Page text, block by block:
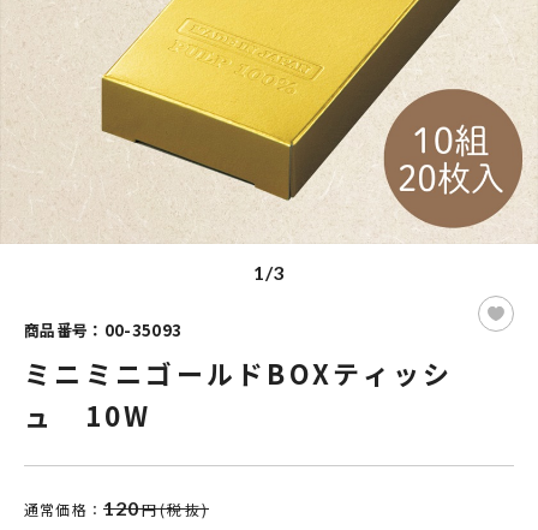
1/3
商品番号：00-35093
ミニミニゴールドBOXティッシ
ュ 10W
通常価格： 120円(税抜)